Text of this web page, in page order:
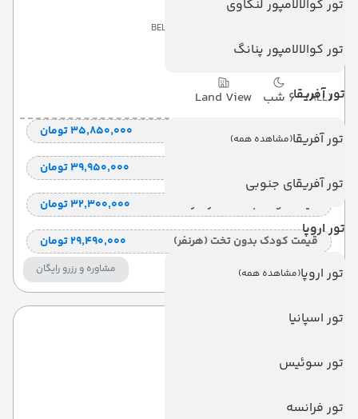
تور کوالالامپور لنکاوی
تور کوالالامپور پنانگ
تور آفریقا
تور آفریقا(مشاهده همه)
تور آفریقای جنوبی
تور اروپا
تور اروپا(مشاهده همه)
تور اسپانیا
تور سوئیس
تور فرانسه
BELMUS HOTEL EX MELODI
KEMER
(ALL) 6 شب Land View
قیمت 2 تخته (هرنفر) ۳۵٬۸۵۰٬۰۰۰ تومان
۳۹٬۹۵۰٬۰۰۰ تومان
قیمت کودک با تخت (هر نفر) ۳۲٬۳۰۰٬۰۰۰ تومان
قیمت کودک بدون تخت (هرنفر) ۲۹٬۴۹۰٬۰۰۰ تومان
مشاوره و رزرو رایگان